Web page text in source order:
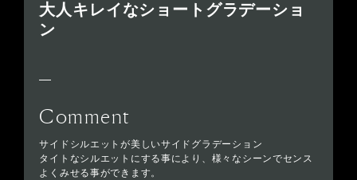
大人キレイなショートグラデーショ
ン
Comment
サイドシルエットが美しいサイドグラデーション
タイトなシルエットにする事により、様々なシーンでセンス
よくみせる事ができます。